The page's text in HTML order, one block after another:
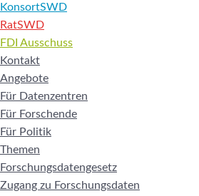
KonsortSWD
RatSWD
FDI Ausschuss
Kontakt
Angebote
Für Datenzentren
Für Forschende
Für Politik
Themen
Forschungsdatengesetz
Zugang zu Forschungsdaten